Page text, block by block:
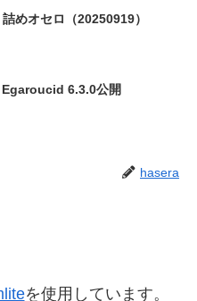
詰めオセロ（20250919）
Egaroucid 6.3.0公開
hasera
を使用しています。